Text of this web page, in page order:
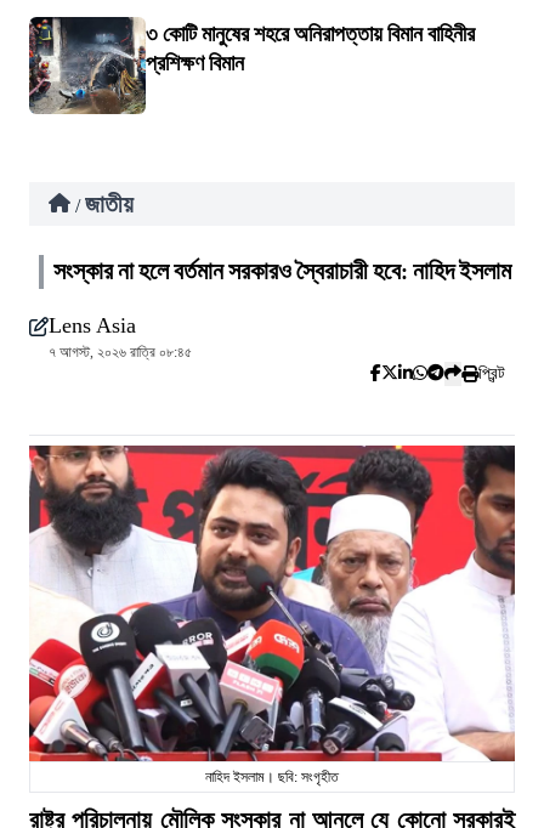
৩ কোটি মানুষের শহরে অনিরাপত্তায় বিমান বাহিনীর
প্রশিক্ষণ বিমান
/ জাতীয়
সংস্কার না হলে বর্তমান সরকারও স্বৈরাচারী হবে: নাহিদ ইসলাম
Lens Asia
৭ আগস্ট, ২০২৬ রাত্রি ০৮:৪৫
প্রিন্ট
নাহিদ ইসলাম। ছবি: সংগৃহীত
রাষ্ট্র পরিচালনায় মৌলিক সংস্কার না আনলে যে কোনো সরকারই